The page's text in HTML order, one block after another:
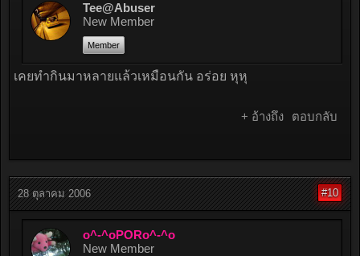
Tee@Abuser
New Member
Member
เคยทำกินมาหลายแล้วเหมือนกัน อร่อย หุหุ
+ อ้างถึง ตอบกลับ
28 ตุลาคม 2006 #10
o^-^oPORo^-^o
New Member